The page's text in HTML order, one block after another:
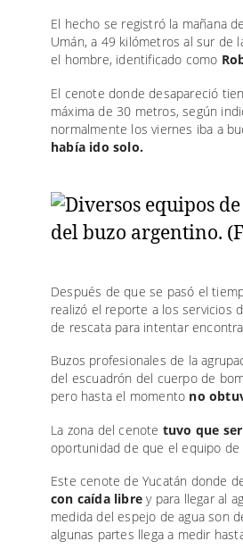
El hecho se registró la mañana
Umán, a 49 kilómetros al sur de
el hombre, identificado como
El cenote donde desapareció
máxima de 30 metros, según
normalmente los viernes iba a
había ido solo.
Después de que se pasó el
realizó el reporte a los servicios
de rescata para intentar
Buzos profesionales de la
del escuadrón del cuerpo de
pero hasta el momento no
La zona del cenote tuvo que
oportunidad de que el equipo
Este cenote de Yucatán donde
con caída libre y para llegar al
medida del espejo de agua son
algunas partes llega a medir